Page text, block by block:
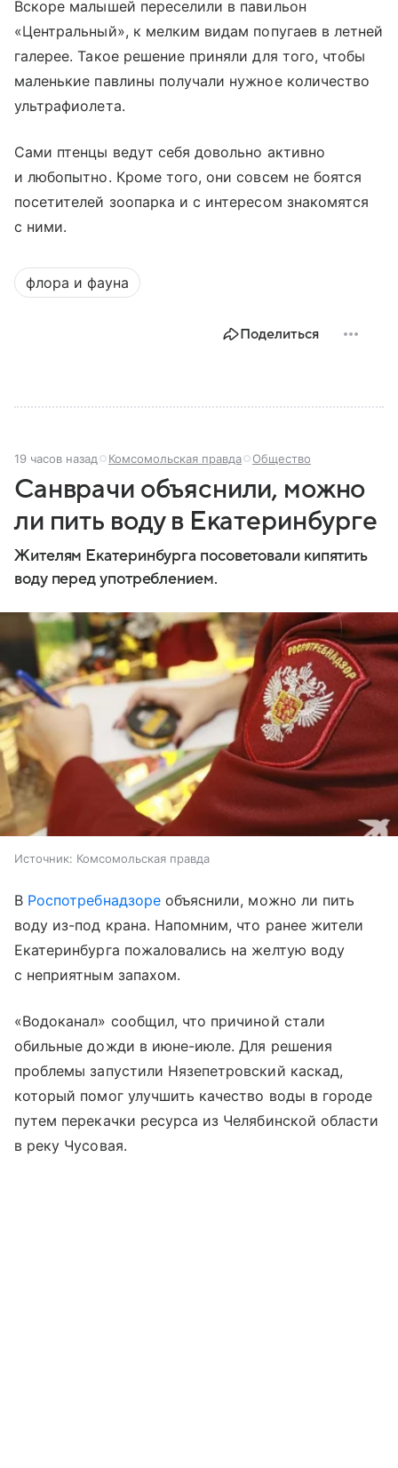
Вскоре малышей переселили в павильон
«Центральный», к мелким видам попугаев в летней
галерее. Такое решение приняли для того, чтобы
маленькие павлины получали нужное количество
ультрафиолета.
Сами птенцы ведут себя довольно активно
и любопытно. Кроме того, они совсем не боятся
посетителей зоопарка и с интересом знакомятся
с ними.
флора и фауна
Поделиться
19 часов назад Комсомольская правда Общество
Санврачи объяснили, можно
ли пить воду в Екатеринбурге
Жителям Екатеринбурга посоветовали кипятить
воду перед употреблением.
Источник: Комсомольская правда
В Роспотребнадзореобъяснили, можно ли пить
воду из-под крана. Напомним, что ранее жители
Екатеринбурга пожаловались на желтую воду
с неприятным запахом.
«Водоканал» сообщил, что причиной стали
обильные дожди в июне-июле. Для решения
проблемы запустили Нязепетровский каскад,
который помог улучшить качество воды в городе
путем перекачки ресурса из Челябинской области
в реку Чусовая.